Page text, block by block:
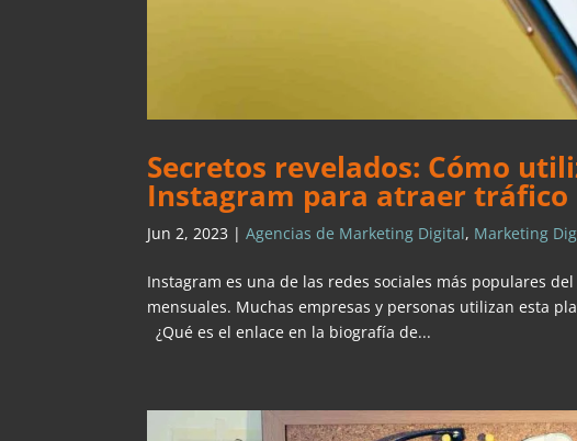
Secretos revelados: Cómo
Instagram para atraer tráfico
Jun 2, 2023 |Agencias de Marketing Digital, Marketing
Instagram es una de las redes sociales más populares
mensuales. Muchas empresas y personas utilizan esta
¿Qué es el enlace en la biografía de...